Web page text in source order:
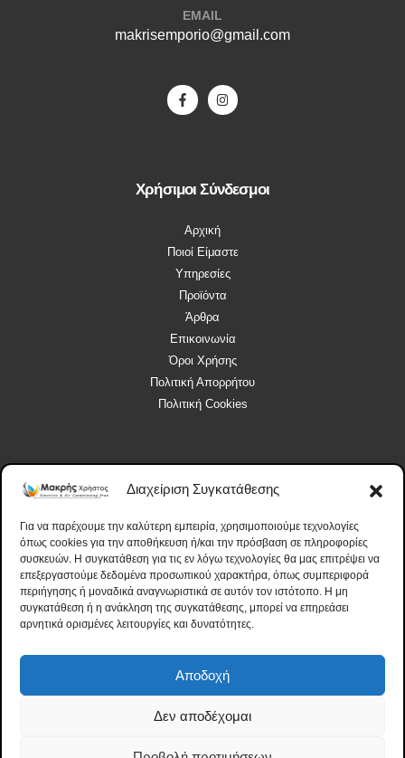
Διαχείριση Συγκατάθεσης
Για να παρέχουμε την καλύτερη εμπειρία, χρησιμοποιούμε τεχνολογίες
όπως cookies για την αποθήκευση ή/και την πρόσβαση σε πληροφορίες
συσκευών. Η συγκατάθεση για τις εν λόγω τεχνολογίες θα μας επιτρέψει να
επεξεργαστούμε δεδομένα προσωπικού χαρακτήρα, όπως συμπεριφορά
περιήγησης ή μοναδικά αναγνωριστικά σε αυτόν τον ιστότοπο. Η μη
συγκατάθεση ή η ανάκληση της συγκατάθεσης, μπορεί να επηρεάσει
αρνητικά ορισμένες λειτουργίες και δυνατότητες.
Αποδοχή
Δεν αποδέχομαι
EMAIL
makrisemporio@gmail.com
Χρήσιμοι Σύνδεσμοι
Αρχική
Ποιοί Είμαστε
Υπηρεσίες
Προϊόντα
Άρθρα
Επικοινωνία
Όροι Χρήσης
Πολιτική Απορρήτου
Πολιτική Cookies
Ωράριο Λειτουργίας
Δευτέρα, Τετάρτη: 09:30 - 14:00
Τρίτη, Πέμπτη, Παρασκευή: 09:30 - 14:00, 18:00 – 20:30
Σάββατο: 10:00 - 14:00
Κυριακή: Κλειστά
Makris Electrics © 2024. All Rights Reserved. – Designed and Powered by: